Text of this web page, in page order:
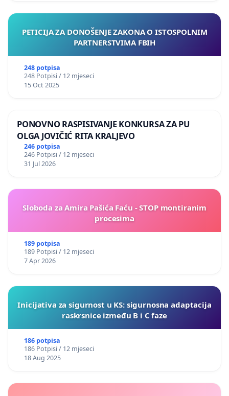
PETICIJA ZA DONOŠENJE ZAKONA O ISTOSPOLNIM
PARTNERSTVIMA FBIH
248 potpisa
248 Potpisi / 12 mjeseci
15 Oct 2025
PONOVNO RASPISIVANJE KONKURSA ZA PU
OLGA JOVIČIĆ RITA KRALJEVO
246 potpisa
246 Potpisi / 12 mjeseci
31 Jul 2026
Sloboda za Amira Pašića Faću - STOP montiranim
procesima
189 potpisa
189 Potpisi / 12 mjeseci
7 Apr 2026
Inicijativa za sigurnost u KS: sigurnosna adaptacija
raskrsnice između B i C faze
186 potpisa
186 Potpisi / 12 mjeseci
18 Aug 2025